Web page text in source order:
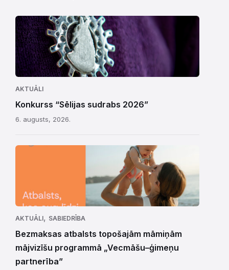
AKTUĀLI
Konkurss “Sēlijas sudrabs 2026”
6. augusts, 2026.
AKTUĀLI, SABIEDRĪBA
Bezmaksas atbalsts topošajām māmiņām
mājvizīšu programmā „Vecmāšu–ģimeņu
partnerība”